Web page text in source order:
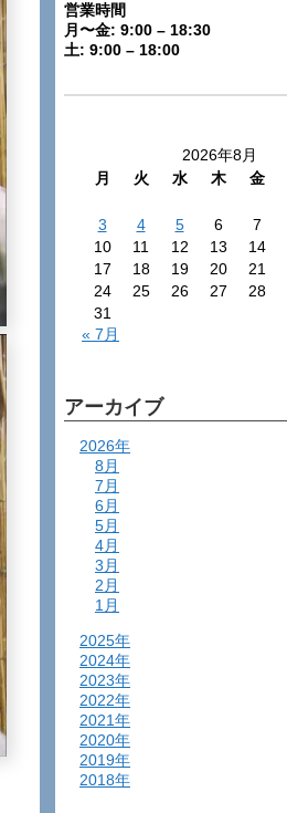
営業時間
月〜金: 9:00 – 18:30
土: 9:00 – 18:00
2026年8月
月
火 水 木 金
3
4 5 6 7
10
11 12 13 14
17
18 19 20 21
24
25 26 27 28
31
« 7月
アーカイブ
2026年
8月
7月
6月
5月
4月
3月
2月
1月
2025年
2024年
2023年
2022年
2021年
2020年
2019年
2018年